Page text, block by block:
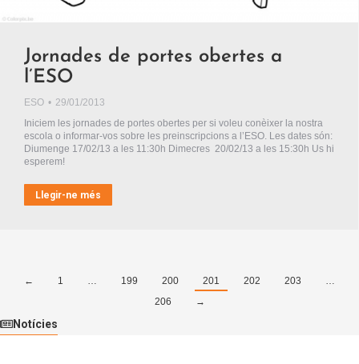
Jornades de portes obertes a
l’ESO
ESO
29/01/2013
Iniciem les jornades de portes obertes per si voleu conèixer la nostra
escola o informar-vos sobre les preinscripcions a l’ESO. Les dates són:
Diumenge 17/02/13 a les 11:30h Dimecres 20/02/13 a les 15:30h Us hi
esperem!
Llegir-ne més
← 1 … 199 200 201 202 203
…
206
→
Notícies